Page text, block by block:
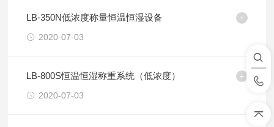
LB-350N低浓度称量恒温恒湿设备
2020-07-03
LB-800S恒温恒湿称重系统（低浓度）
2020-07-03